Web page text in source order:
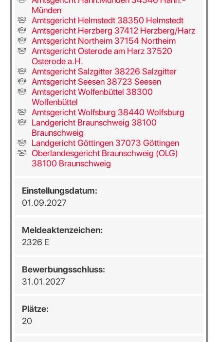
Münden
Amtsgericht Helmstedt 38350 Helmstedt
Amtsgericht Herzberg 37412 Herzberg/Harz
Amtsgericht Northeim 37154 Northeim
Amtsgericht Osterode am Harz 37520
Osterode a.H.
Amtsgericht Salzgitter 38226 Salzgitter
Amtsgericht Seesen 38723 Seesen
Amtsgericht Wolfenbüttel 38300
Wolfenbüttel
Amtsgericht Wolfsburg 38440 Wolfsburg
Landgericht Braunschweig 38100
Braunschweig
Landgericht Göttingen 37073 Göttingen
Oberlandesgericht Braunschweig (OLG)
38100 Braunschweig
Einstellungsdatum:
01.09.2027
Meldeaktenzeichen:
2326 E
Bewerbungsschluss:
31.01.2027
Plätze:
20